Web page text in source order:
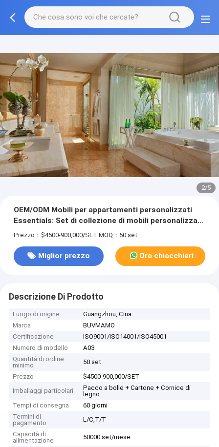
3/5
OEM/ODM Mobili per appartamenti personalizzati
Essentials: Set di collezione di mobili personalizzati
al miglior prezzo
Prezzo：$4500-900,000/SET MOQ：50 set
Miglior prezzo Ora chiacchieri
Descrizione Di Prodotto
Luogo di origine
Guangzhou, Cina
Marca
BUVMAMO
Certificazione
ISO9001/ISO14001/ISO45001
Numero di modello
A03
Quantità di ordine
minimo
50 set
Prezzo
$4500-900,000/SET
Imballaggi particolari
Pacco a bolle + Cartone + Cornice di
legno
Tempi di consegna
60 giorni
Termini di
pagamento
L/C,T/T
Capacità di
alimentazione
50000 set/mese